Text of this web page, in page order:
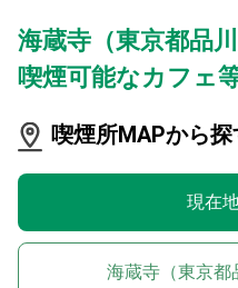
海蔵寺（東京都品
喫煙可能なカフェ
喫煙所MAPから探
現在
海蔵寺（東京都